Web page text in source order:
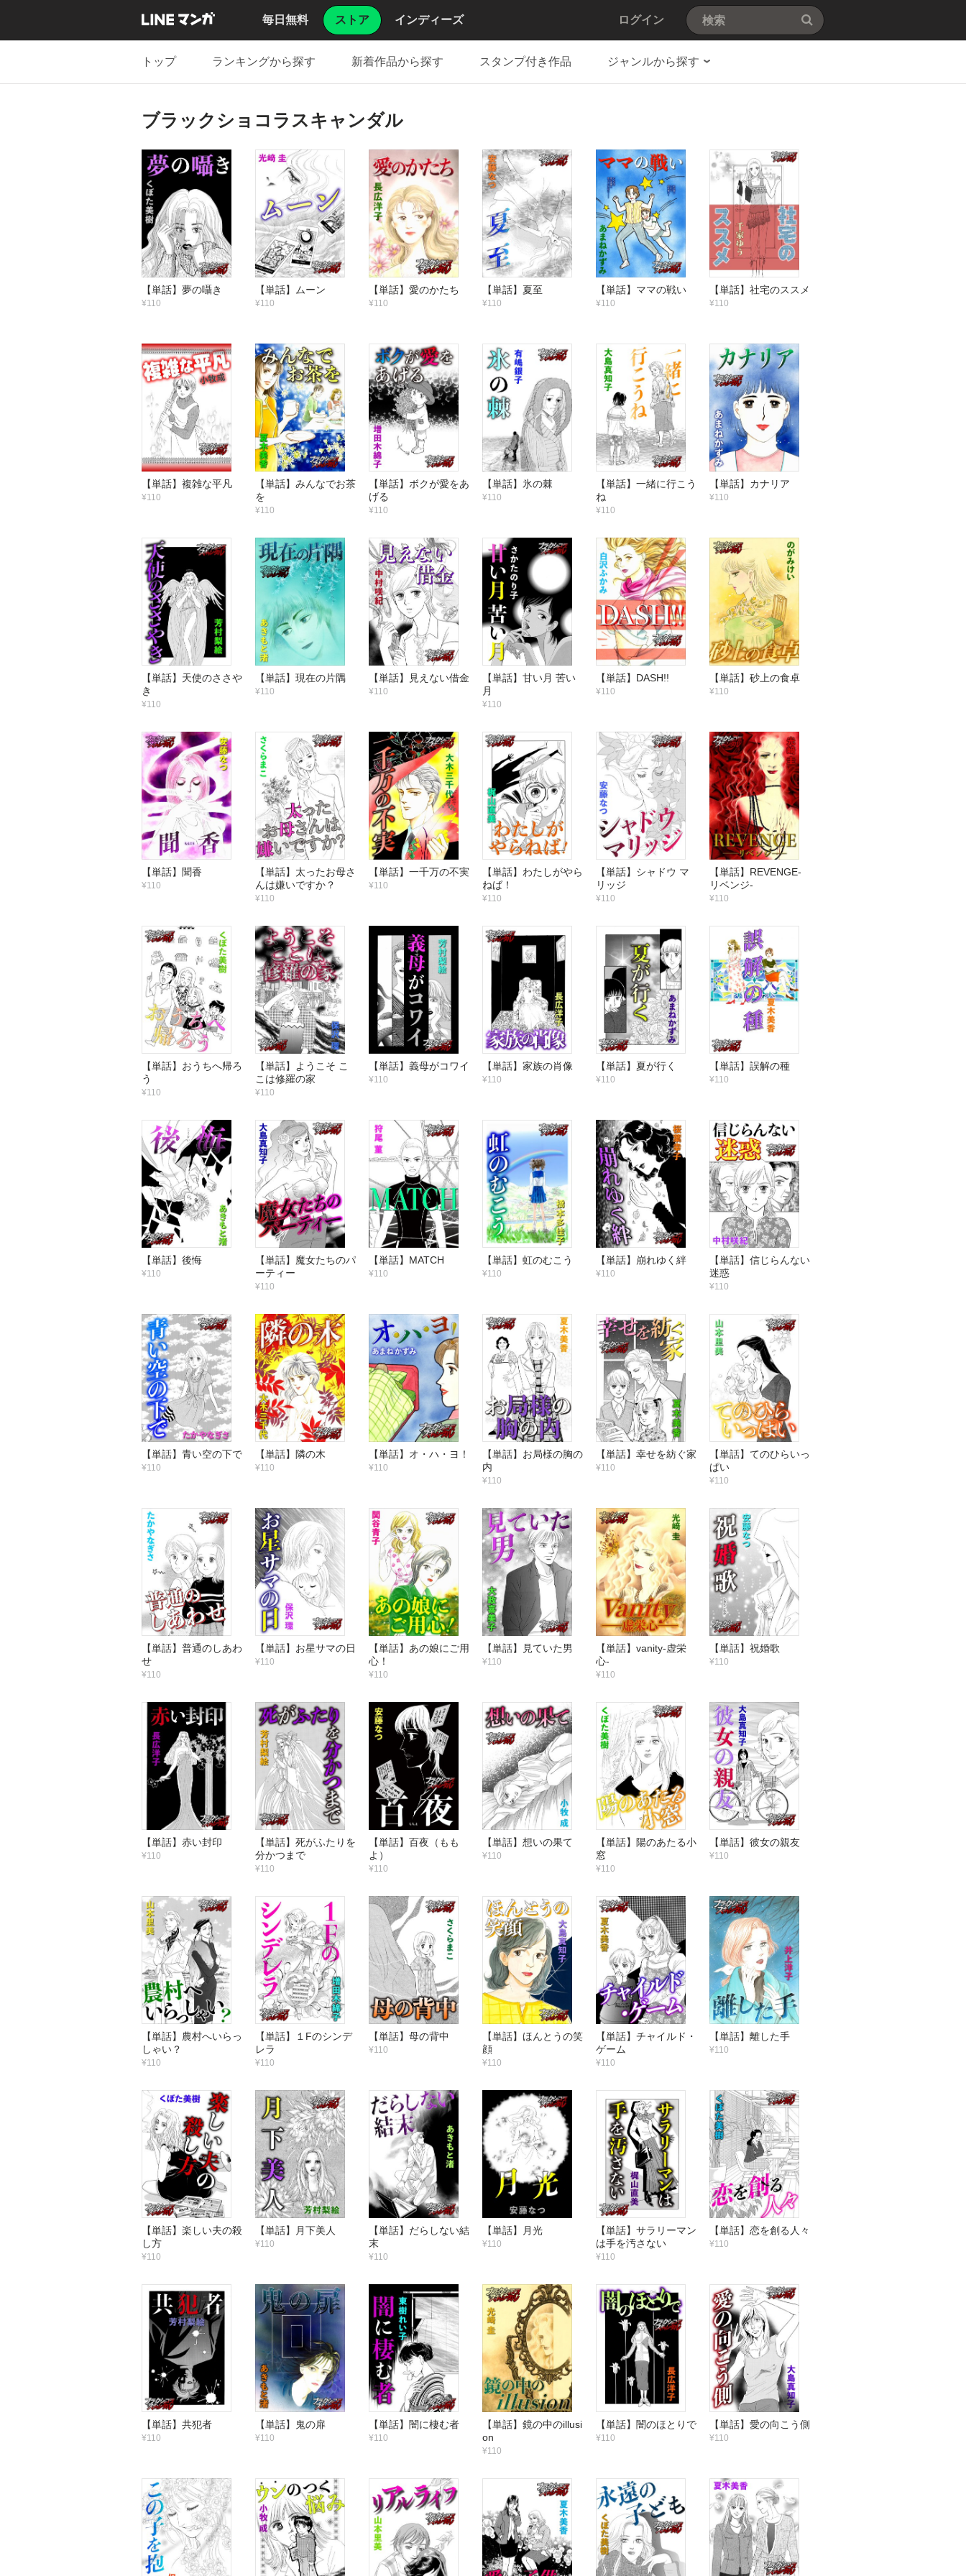
毎日無料 ストア インディーズ ログイン
トップ ランキングから探す 新着作品から探す スタンプ付き作品 ジャンルから探す
ブラックショコラスキャンダル
【単話】夢の囁き
¥110
【単話】ムーン
¥110
【単話】愛のかたち
¥110
【単話】夏至
¥110
【単話】ママの戦い
¥110
【単話】社宅のススメ
¥110
【単話】複雑な平凡
¥110
【単話】みんなでお茶
を
¥110
【単話】ボクが愛をあ
げる
¥110
【単話】氷の棘
¥110
【単話】一緒に行こう
ね
¥110
【単話】カナリア
¥110
【単話】天使のささや
き
¥110
【単話】現在の片隅
¥110
【単話】見えない借金
¥110
【単話】甘い月 苦い
月
¥110
【単話】DASH!!
¥110
【単話】砂上の食卓
¥110
【単話】聞香
¥110
【単話】太ったお母さ
んは嫌いですか？
¥110
【単話】一千万の不実
¥110
【単話】わたしがやら
ねば！
¥110
【単話】シャドウ マ
リッジ
¥110
【単話】REVENGE-
リベンジ-
¥110
【単話】おうちへ帰ろ
う
¥110
【単話】ようこそ こ
こは修羅の家
¥110
【単話】義母がコワイ
¥110
【単話】家族の肖像
¥110
【単話】夏が行く
¥110
【単話】誤解の種
¥110
【単話】後悔
¥110
【単話】魔女たちのパ
ーティー
¥110
【単話】MATCH
¥110
【単話】虹のむこう
¥110
【単話】崩れゆく絆
¥110
【単話】信じらんない
迷惑
¥110
【単話】青い空の下で
¥110
【単話】隣の木
¥110
【単話】オ・ハ・ヨ！
¥110
【単話】お局様の胸の
内
¥110
【単話】幸せを紡ぐ家
¥110
【単話】てのひらいっ
ぱい
¥110
【単話】普通のしあわ
せ
¥110
【単話】お星サマの日
¥110
【単話】あの娘にご用
心！
¥110
【単話】見ていた男
¥110
【単話】vanity-虚栄
心-
¥110
【単話】祝婚歌
¥110
【単話】赤い封印
¥110
【単話】死がふたりを
分かつまで
¥110
【単話】百夜（もも
よ）
¥110
【単話】想いの果て
¥110
【単話】陽のあたる小
窓
¥110
【単話】彼女の親友
¥110
【単話】農村へいらっ
しゃい？
¥110
【単話】１Fのシンデ
レラ
¥110
【単話】母の背中
¥110
【単話】ほんとうの笑
顔
¥110
【単話】チャイルド・
ゲーム
¥110
【単話】離した手
¥110
【単話】楽しい夫の殺
し方
¥110
【単話】月下美人
¥110
【単話】だらしない結
末
¥110
【単話】月光
¥110
【単話】サラリーマン
は手を汚さない
¥110
【単話】恋を創る人々
¥110
【単話】共犯者
¥110
【単話】鬼の扉
¥110
【単話】闇に棲む者
¥110
【単話】鏡の中のillusi
on
¥110
【単話】闇のほとりで
¥110
【単話】愛の向こう側
¥110